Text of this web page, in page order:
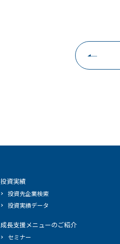
投資実績
投資先企業検索
投資実績データ
成長支援メニューのご紹介
セミナー